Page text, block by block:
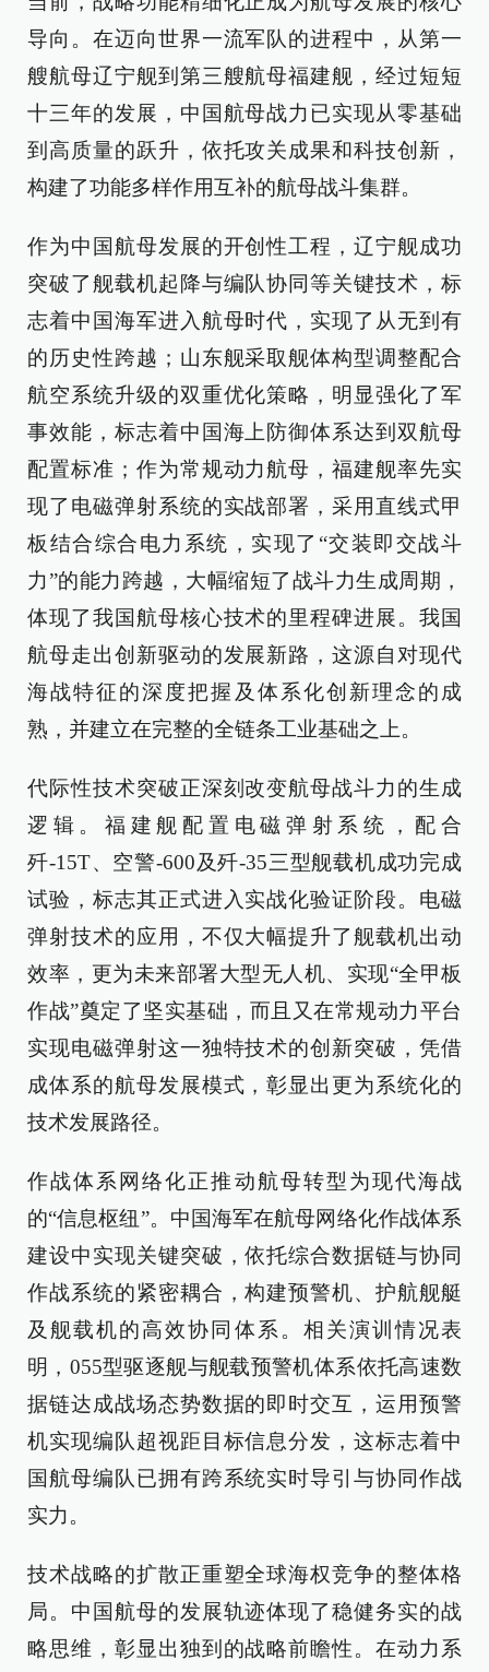
导向。在迈向世界一流军队的进程中，从第一
艘航母辽宁舰到第三艘航母福建舰，经过短短
十三年的发展，中国航母战力已实现从零基础
到高质量的跃升，依托攻关成果和科技创新，
构建了功能多样作用互补的航母战斗集群。
作为中国航母发展的开创性工程，辽宁舰成功
突破了舰载机起降与编队协同等关键技术，标
志着中国海军进入航母时代，实现了从无到有
的历史性跨越；山东舰采取舰体构型调整配合
航空系统升级的双重优化策略，明显强化了军
事效能，标志着中国海上防御体系达到双航母
配置标准；作为常规动力航母，福建舰率先实
现了电磁弹射系统的实战部署，采用直线式甲
板结合综合电力系统，实现了“交装即交战斗
力”的能力跨越，大幅缩短了战斗力生成周期，
体现了我国航母核心技术的里程碑进展。我国
航母走出创新驱动的发展新路，这源自对现代
海战特征的深度把握及体系化创新理念的成
熟，并建立在完整的全链条工业基础之上。
代际性技术突破正深刻改变航母战斗力的生成
逻辑。福建舰配置电磁弹射系统，配合
歼-15T、空警-600及歼-35三型舰载机成功完成
试验，标志其正式进入实战化验证阶段。电磁
弹射技术的应用，不仅大幅提升了舰载机出动
效率，更为未来部署大型无人机、实现“全甲板
作战”奠定了坚实基础，而且又在常规动力平台
实现电磁弹射这一独特技术的创新突破，凭借
成体系的航母发展模式，彰显出更为系统化的
技术发展路径。
作战体系网络化正推动航母转型为现代海战
的“信息枢纽”。中国海军在航母网络化作战体系
建设中实现关键突破，依托综合数据链与协同
作战系统的紧密耦合，构建预警机、护航舰艇
及舰载机的高效协同体系。相关演训情况表
明，055型驱逐舰与舰载预警机体系依托高速数
据链达成战场态势数据的即时交互，运用预警
机实现编队超视距目标信息分发，这标志着中
国航母编队已拥有跨系统实时导引与协同作战
实力。
技术战略的扩散正重塑全球海权竞争的整体格
局。中国航母的发展轨迹体现了稳健务实的战
略思维，彰显出独到的战略前瞻性。在动力系